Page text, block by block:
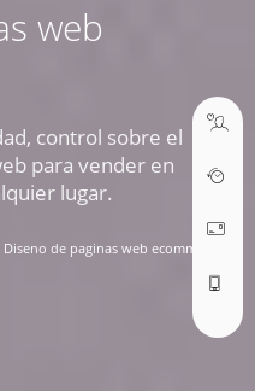
web
control sobre el
para vender en
lugar.
Diseno de paginas web ecommerce
PM
ABRIR TICKET